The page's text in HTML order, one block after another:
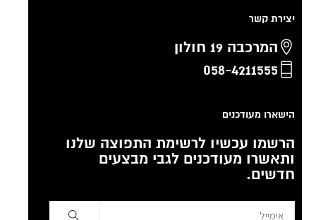
יצירת קשר
המרכבה 19 חולון
058-4211555
הישארו מעודכנים
הרשמו עכשיו לרשימת התפוצה שלנו
ותאשרו מעודכנים לגבי מבצעים
חדשים.